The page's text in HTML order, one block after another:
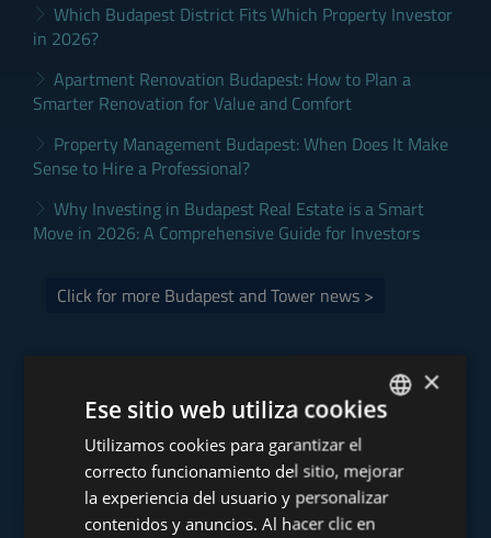
Which Budapest District Fits Which Property Investor
in 2026?
Apartment Renovation Budapest: How to Plan a
Smarter Renovation for Value and Comfort
Property Management Budapest: When Does It Make
Sense to Hire a Professional?
Why Investing in Budapest Real Estate is a Smart
Move in 2026: A Comprehensive Guide for Investors
Click for more Budapest and Tower news >
Consulte nuestra cartera
ENGLISH
HUNGARIAN
×
Ese sitio web utiliza cookies
Utilizamos cookies para garantizar el
correcto funcionamiento del sitio, mejorar
la experiencia del usuario y personalizar
contenidos y anuncios. Al hacer clic en